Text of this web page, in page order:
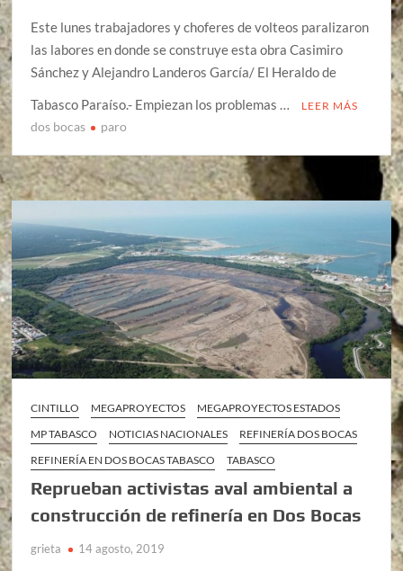
Este lunes trabajadores y choferes de volteos paralizaron
las labores en donde se construye esta obra Casimiro
Sánchez y Alejandro Landeros García/ El Heraldo de
Tabasco Paraíso.- Empiezan los problemas …
LEER MÁS
dos bocas paro
CINTILLO MEGAPROYECTOS
MEGAPROYECTOS ESTADOS
MP TABASCO
NOTICIAS NACIONALES
REFINERÍA DOS BOCAS
REFINERÍA EN DOS BOCAS TABASCO
TABASCO
Reprueban activistas aval ambiental a
construcción de refinería en Dos Bocas
grieta 14 agosto, 2019